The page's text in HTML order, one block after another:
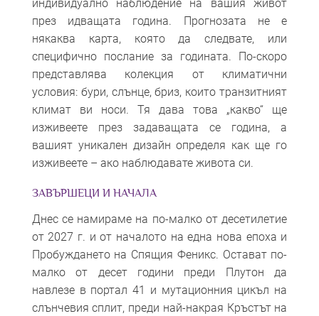
индивидуално наблюдение на вашия живот
през идващата година. Прогнозата не е
някаква карта, която да следвате, или
специфично послание за годината. По-скоро
представлява колекция от климатични
условия: бури, слънце, бриз, които транзитният
климат ви носи. Тя дава това „какво“ ще
изживеете през задаващата се година, а
вашият уникален дизайн определя как ще го
изживеете – ако наблюдавате живота си.
ЗАВЪРШЕЦИ И НАЧАЛА
Днес се намираме на по-малко от десетилетие
от 2027 г. и от началото на една нова епоха и
Пробуждането на Спящия Феникс. Остават по-
малко от десет години преди Плутон да
навлезе в портал 41 и мутационния цикъл на
слънчевия сплит, преди най-накрая Кръстът на